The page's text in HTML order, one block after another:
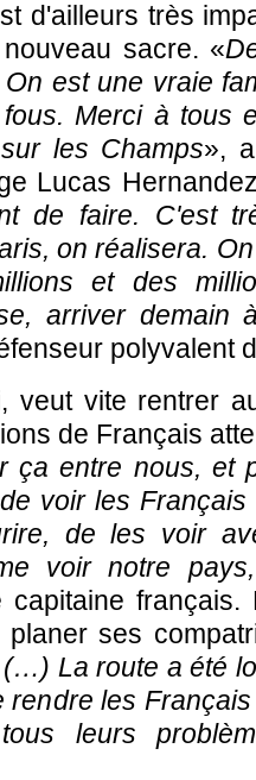
d'ailleurs très
sacre. «
est une vraie
Merci à tous
les Champs»,
Lucas
de faire. C'est
on réalisera.
et des
arriver demain
polyvalent
veut vite rentrer
de Français
ça entre nous, et
voir les
de les voir
voir notre
français.
ses
La route a été
rendre les
leurs